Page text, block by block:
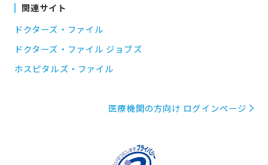
関連サイト
ドクターズ・ファイル
ドクターズ・ファイル ジョブズ
ホスピタルズ・ファイル
医療機関の方向け ログインページ